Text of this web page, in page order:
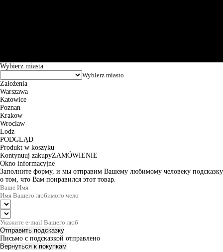
Wybierz miasta
Założenia
Warszawa
Katowice
Poznan
Krakow
Wroclaw
Lodz
PODGLĄD
Produkt w koszyku
Kontynuuj zakupyZAMÓWIENIE
Okno informacyjne
Заполните форму, и мы отправим Вашему любимому человеку подсказку
о том, что Вам понравился этот товар.
Отправить подсказку
Письмо с подсказкой отправлено
Вернуться к покупкам